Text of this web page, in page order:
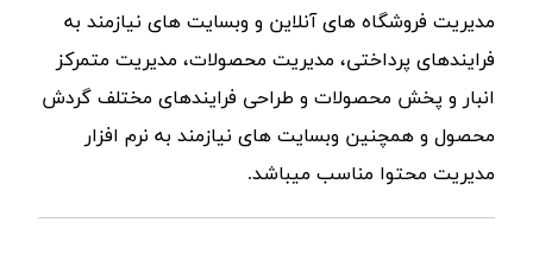
مدیریت فروشگاه های آنلاین و وبسایت های نیازمند به
فرایندهای پرداختی، مدیریت محصولات، مدیریت متمرکز
انبار و پخش محصولات و طراحی فرایندهای مختلف گردش
محصول و همچنین وبسایت های نیازمند به نرم افزار
مدیریت محتوا مناسب میباشد.